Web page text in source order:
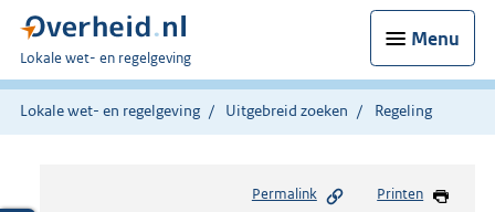
Menu
U
bent
hier:
Lokale wet- en regelgeving
Lokale wet- en regelgeving Uitgebreid zoeken Regeling
Permalink Printen